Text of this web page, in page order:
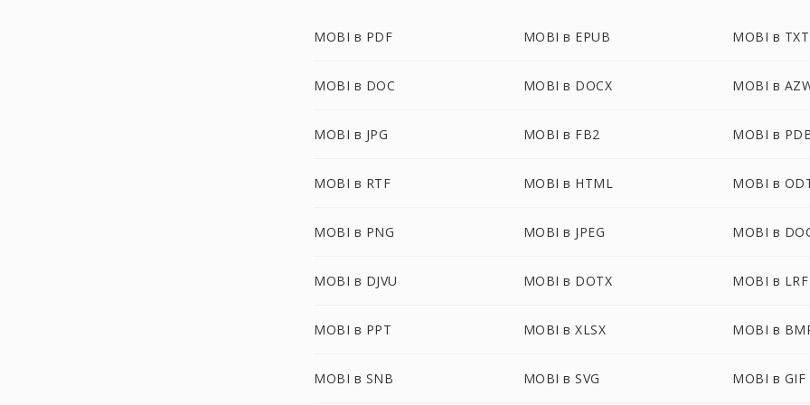
MOBI в PDF MOBI в EPUB MOBI в TXT
MOBI в DOC MOBI в DOCX MOBI в
MOBI в JPG MOBI в FB2 MOBI в
MOBI в RTF MOBI в HTML MOBI в
MOBI в PNG MOBI в JPEG MOBI в
MOBI в DJVU MOBI в DOTX MOBI в LRF
MOBI в PPT MOBI в XLSX MOBI в
MOBI в SNB MOBI в SVG MOBI в GIF